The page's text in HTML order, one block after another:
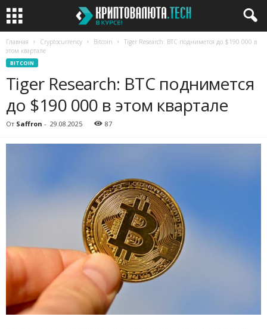
Главная Cryptocurrency Bitcoin
Tiger Research: BTC поднимется до $190 000 в
этом квартале
BITCOIN
Tiger Research: BTC поднимется
до $190 000 в этом квартале
От Saffron - 29.08.2025 87